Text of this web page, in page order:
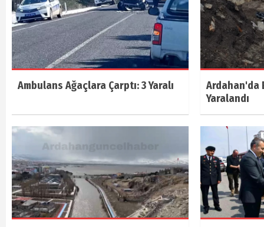
Ambulans Ağaçlara Çarptı: 3 Yaralı
Ardahan'da
Yaralandı